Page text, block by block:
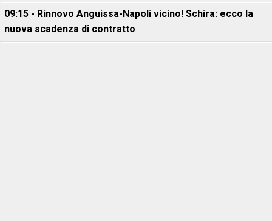
09:15 - Rinnovo Anguissa-Napoli vicino! Schira: ecco la
nuova scadenza di contratto